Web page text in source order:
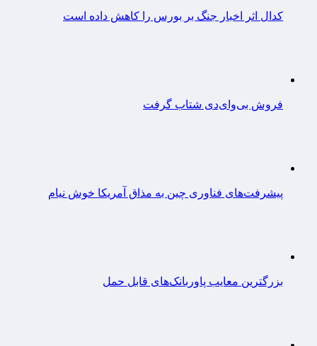
کدال اثر اخبار جنگ بر بورس را کاهش داده است
فروش بی‌وای‌دی شتاب گرفت
پیشرفت‌های فناوری چین به مذاق آمریکا خوش نیام
بزرگترین معایب پاوربانک‌های قابل حمل